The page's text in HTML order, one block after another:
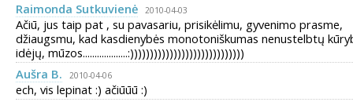
Raimonda Sutkuvienė
2010-04-03
Ačiū, jus taip pat , su pavasariu, prisikėlimu, gyvenimo prasme,
džiaugsmu, kad kasdienybės monotoniškumas nenustelbtų
idėjų, mūzos...................:)))))))))))))))))))))))))))))
Aušra B.
2010-04-06
ech, vis lepinat :) ačiūūū :)